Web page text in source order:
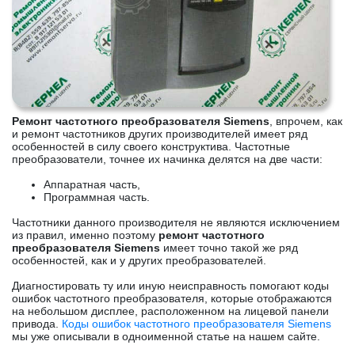
Ремонт частотного преобразователя Siemens , впрочем, как
и ремонт частотников других производителей имеет ряд
особенностей в силу своего конструктива. Частотные
преобразователи, точнее их начинка делятся на две части:
Аппаратная часть,
Программная часть.
Частотники данного производителя не являются исключением
из правил, именно поэтому ремонт частотного
преобразователя Siemens имеет точно такой же ряд
особенностей, как и у других преобразователей.
Диагностировать ту или иную неисправность помогают коды
ошибок частотного преобразователя, которые отображаются
на небольшом дисплее, расположенном на лицевой панели
привода. Коды ошибок частотного преобразователя Siemens
мы уже описывали в одноименной статье на нашем сайте.